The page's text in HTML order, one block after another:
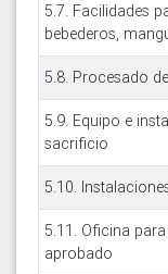
5.7. Facilidades
bebederos,
5.8. Procesado
5.9. Equipo e
sacrificio
5.10.
5.11. Oficina
aprobado